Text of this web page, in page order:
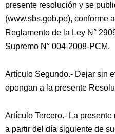
presente resolución y se
(www.sbs.gob.pe), conforme
Reglamento de la Ley N°
Supremo N° 004-2008-PCM.
Artículo Segundo.- Dejar sin
opongan a la presente
Artículo Tercero.- La
a partir del día siguiente de